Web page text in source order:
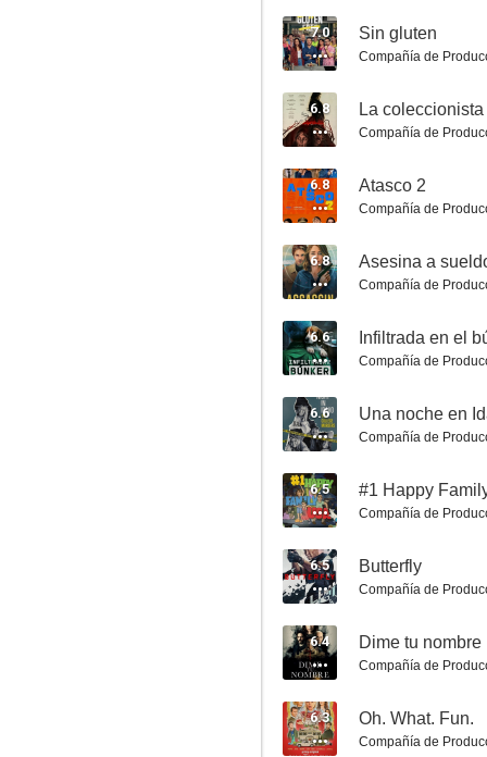
Panic
6.9
Padre no hay más que uno
6.8
7.0 Sin gluten
Compañía de
6.8 La coleccionista
Compañía de
6.8 Atasco 2
Compañía de
6.8 Asesina a
Compañía de
6.6 Infiltrada en el
Compañía de
6.6
Compañía de
6.5 #1 Happy
Compañía de
6.5 Butterfly
Compañía de
6.4 Dime tu nombre
Compañía de
6.3 Oh. What. Fun.
Compañía de